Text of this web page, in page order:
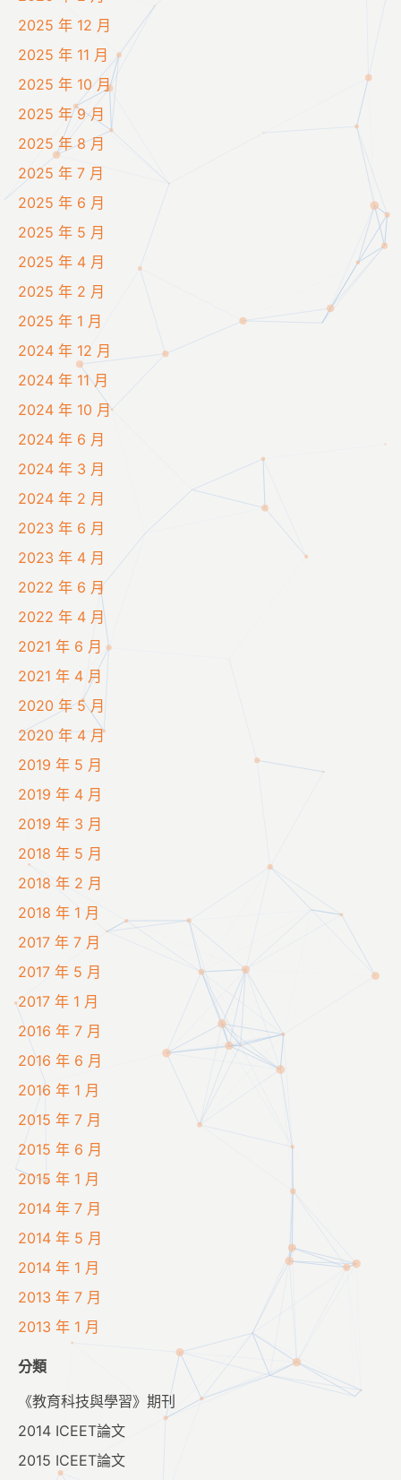
2025 年 12 月
2025 年 11 月
2025 年 10 月
2025 年 9 月
2025 年 8 月
2025 年 7 月
2025 年 6 月
2025 年 5 月
2025 年 4 月
2025 年 2 月
2025 年 1 月
2024 年 12 月
2024 年 11 月
2024 年 10 月
2024 年 6 月
2024 年 3 月
2024 年 2 月
2023 年 6 月
2023 年 4 月
2022 年 6 月
2022 年 4 月
2021 年 6 月
2021 年 4 月
2020 年 5 月
2020 年 4 月
2019 年 5 月
2019 年 4 月
2019 年 3 月
2018 年 5 月
2018 年 2 月
2018 年 1 月
2017 年 7 月
2017 年 5 月
2017 年 1 月
2016 年 7 月
2016 年 6 月
2016 年 1 月
2015 年 7 月
2015 年 6 月
2015 年 1 月
2014 年 7 月
2014 年 5 月
2014 年 1 月
2013 年 7 月
2013 年 1 月
分類
《教育科技與學習》期刊
2014 ICEET論文
2015 ICEET論文